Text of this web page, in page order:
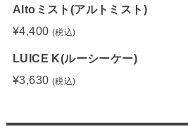
Altoミスト(アルトミスト)
¥4,400 (税込)
LUICE K(ルーシーケー)
¥3,630 (税込)